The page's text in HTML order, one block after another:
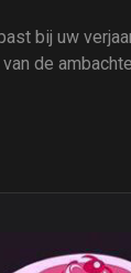
bij uw
de